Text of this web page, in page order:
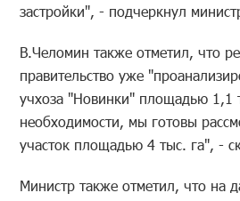
застройки", - подчеркнул
В.Челомин также отметил, что
правительство уже
учхоза "Новинки" площадью 1,1
необходимости, мы готовы
участок площадью 4 тыс. га", -
Министр также отметил, что на